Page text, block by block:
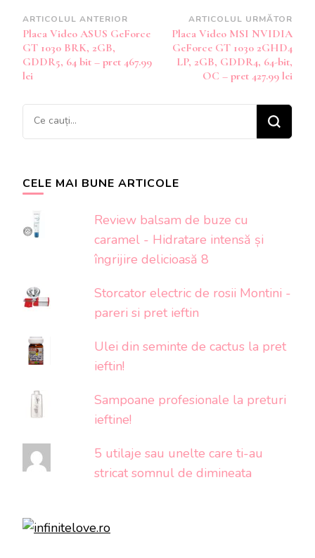
Navigare
în
articole
ARTICOLUL ANTERIOR
Placa Video ASUS GeForce
GT 1030 BRK, 2GB,
GDDR5, 64 bit – pret 467.99
lei
ARTICOLUL URMĂTOR
Placa Video MSI NVIDIA
GeForce GT 1030 2GHD4
LP, 2GB, GDDR4, 64-bit,
OC – pret 427.99 lei
Cauți
ceva?
CELE MAI BUNE ARTICOLE
Review balsam de buze cu
caramel - Hidratare intensă și
îngrijire delicioasă 8
Storcator electric de rosii Montini -
pareri si pret ieftin
Ulei din seminte de cactus la pret
ieftin!
Sampoane profesionale la preturi
ieftine!
5 utilaje sau unelte care ti-au
stricat somnul de dimineata